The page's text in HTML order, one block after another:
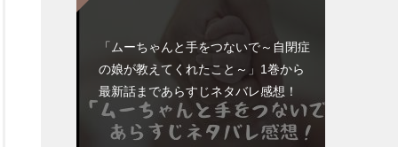
「ムーちゃんと手をつないで～自閉症
の娘が教えてくれたこと～」1巻から
最新話まであらすじネタバレ感想！